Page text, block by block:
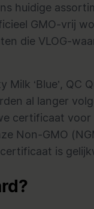
huidige
GMO-vrij
die VLOG-
Milk ‘Blue’, QC
al langer
certificaat voor
Non-GMO
is